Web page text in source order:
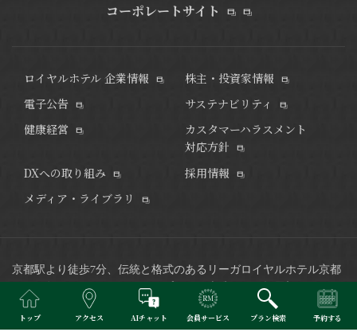
コーポレートサイト
ロイヤルホテル 企業情報
株主・投資家情報
電子公告
サステナビリティ
健康経営
カスタマーハラスメント
対応方針
DXへの取り組み
採用情報
メディア・ライブラリ
京都駅より徒歩7分、伝統と格式のあるリーガロイヤルホテル京都
は2016年9月リニューアルオープン。日本唯一の回転展望フレンチ
レストランなど和洋中多彩なレストラン、ご宴会やブライダルな
どで、ご利用いただけます。
トップ アクセス AIチャット 会員サービス プラン検索 予約する